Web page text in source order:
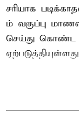
சரியாக
ம் வகுப்பு
செய்து